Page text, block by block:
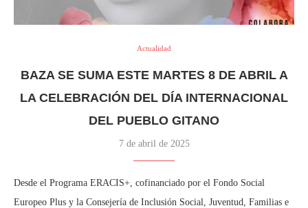
Actualidad
BAZA SE SUMA ESTE MARTES 8 DE ABRIL A
LA CELEBRACIÓN DEL DÍA INTERNACIONAL
DEL PUEBLO GITANO
7 de abril de 2025
Desde el Programa ERACIS+, cofinanciado por el Fondo Social
Europeo Plus y la Consejería de Inclusión Social, Juventud, Familias e